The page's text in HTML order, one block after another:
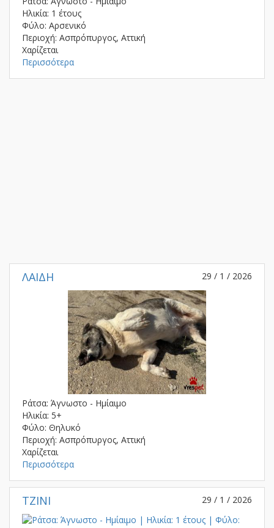
Ηλικία: 1 έτους
Φύλο: Αρσενικό
Περιοχή: Ασπρόπυργος, Αττική
Χαρίζεται
Περισσότερα
ΛΑΙΔΗ 29 / 1 / 2026
Ράτσα: Άγνωστο - Ημίαιμο
Ηλικία: 5+
Φύλο: Θηλυκό
Περιοχή: Ασπρόπυργος, Αττική
Χαρίζεται
Περισσότερα
TZINI 29 / 1 / 2026